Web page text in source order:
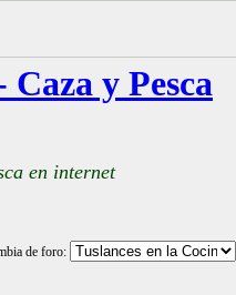
en internet
de foro: